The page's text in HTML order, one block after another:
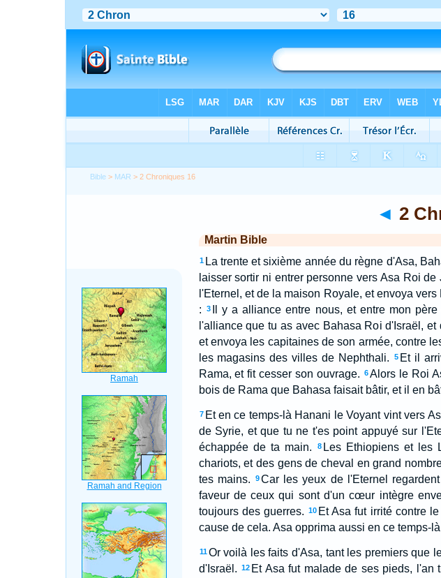
Bible > MAR > 2 Chroniques 16
◄ 2
Martin Bible
1 La trente et sixième année du règne d'Asa,
laisser sortir ni entrer personne vers Asa Roi de
l'Eternel, et de la maison Royale, et envoya
:
3
Il y a alliance entre nous, et entre mon
l'alliance que tu as avec Bahasa Roi d'Israël,
et envoya les capitaines de son armée, contre
les magasins des villes de Nephthali.
5 Et il
Rama, et fit cesser son ouvrage.
6Alors le Roi
bois de Rama que Bahasa faisait bâtir, et il en
7 Et en ce temps-là Hanani le Voyant vint vers
de Syrie, et que tu ne t'es point appuyé sur
échappée de ta main.
8 Les Ethiopiens et les
chariots, et des gens de cheval en grand
tes mains.
9Car les yeux de l'Eternel
faveur de ceux qui sont d'un cœur intègre
toujours des guerres. 10 Et Asa fut irrité contre
cause de cela. Asa opprima aussi en ce temps-
11 Or voilà les faits d'Asa, tant les premiers que
d'Israël. 12 Et Asa fut malade de ses pieds, l'an